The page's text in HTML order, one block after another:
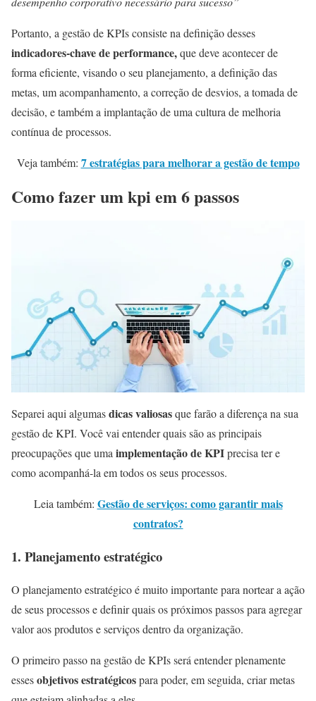
Portanto, a gestão de KPIs consiste na definição desses
indicadores-chave de performance,que deve acontecer de
forma eficiente, visando o seu planejamento, a definição das
metas, um acompanhamento, a correção de desvios, a tomada de
decisão, e também a implantação de uma cultura de melhoria
contínua de processos.
Veja também: 7 estratégias para melhorar a gestão de tempo
Como fazer um kpi em 6 passos
Separei aqui algumasdicas valiosasque farão a diferença na sua
gestão de KPI. Você vai entender quais são as principais
preocupações que uma implementação de KPIprecisa ter e
como acompanhá-la em todos os seus processos.
Leia também: Gestão de serviços: como garantir mais
contratos?
1. Planejamento estratégico
O planejamento estratégico é muito importante para nortear a ação
de seus processos e definir quais os próximos passos para agregar
valor aos produtos e serviços dentro da organização.
O primeiro passo na gestão de KPIs será entender plenamente
essesobjetivos estratégicospara poder, em seguida, criar metas